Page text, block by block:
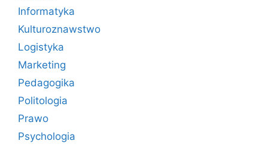
Informatyka
Kulturoznawstwo
Logistyka
Marketing
Pedagogika
Politologia
Prawo
Psychologia